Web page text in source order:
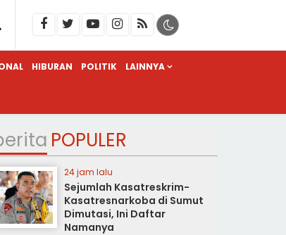
HIBURAN POLITIK LAINNYA
POPULER
24 jam lalu
Sejumlah Kasatreskrim-
Kasatresnarkoba di Sumut
Dimutasi, Ini Daftar
Namanya